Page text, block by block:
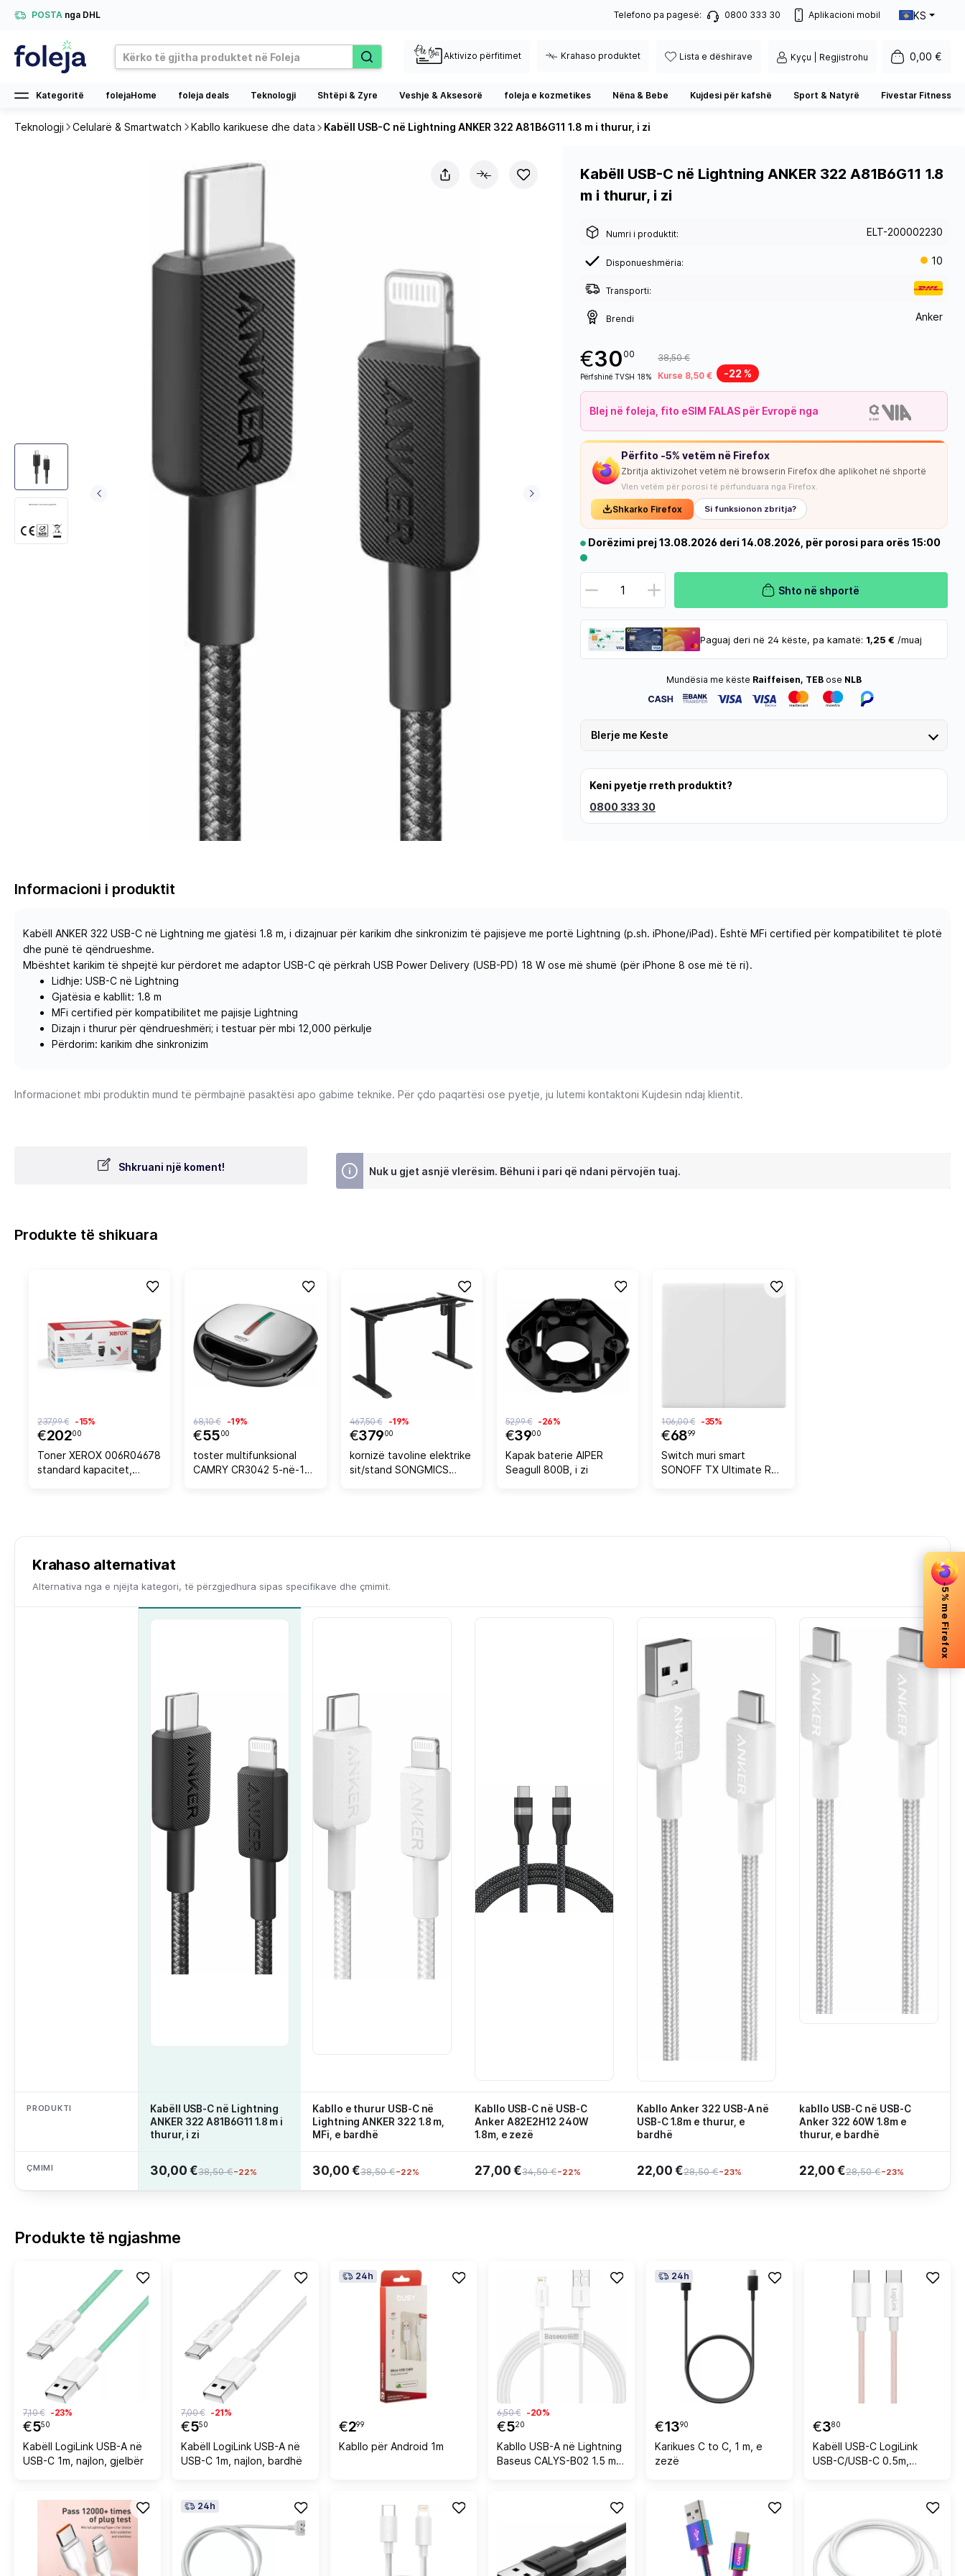
POSTA nga DHL Telefono pa pagesë: 0800 333 30 Aplikacioni mobil KS
Aktivizo përfitimet Krahaso produktet Lista e dëshirave Kyçu | Regjistrohu 0,00 €
Kategoritë folejaHome foleja deals Teknologji Shtëpi & Zyre Veshje & Aksesorë foleja e kozmetikes Nëna & Bebe Kujdesi për kafshë Sport & Natyrë Fivestar Fitness
Teknologji Celularë & Smartwatch Kabllo karikuese dhe data Kabëll USB-C në Lightning ANKER 322 A81B6G11 1.8 m i thurur, i zi
Kabëll USB-C në Lightning ANKER 322 A81B6G11 1.8
m i thurur, i zi
Numri i produktit: ELT-200002230
Disponueshmëria: 10
Transporti:
Brendi Anker
€30 00
Përfshinë TVSH 18%
38,50 €
Kurse 8,50 €
-22 %
Blej në foleja, fito eSIM FALAS për Evropë nga
Përfito -5% vetëm në Firefox
Zbritja aktivizohet vetëm në browserin Firefox dhe aplikohet në shportë
Vlen vetëm për porosi të përfunduara nga Firefox.
Shkarko Firefox Si funksionon zbritja?
Dorëzimi prej 13.08.2026 deri 14.08.2026, për porosi para orës 15:00
Shto në shportë
Paguaj deri në 24 këste, pa kamatë: 1,25 € /muaj
-5% me Firefox
Mundësia me këste Raiffeisen, TEB ose NLB
Blerje me Keste
Keni pyetje rreth produktit?
0800 333 30
Informacioni i produktit
Kabëll ANKER 322 USB-C në Lightning me gjatësi 1.8 m, i dizajnuar për karikim dhe sinkronizim të pajisjeve me portë Lightning (p.sh. iPhone/iPad). Është MFi certified për kompatibilitet të plotë
dhe punë të qëndrueshme.
Mbështet karikim të shpejtë kur përdoret me adaptor USB-C që përkrah USB Power Delivery (USB-PD) 18 W ose më shumë (për iPhone 8 ose më të ri).
Lidhje: USB-C në Lightning
Gjatësia e kabllit: 1.8 m
MFi certified për kompatibilitet me pajisje Lightning
Dizajn i thurur për qëndrueshmëri; i testuar për mbi 12,000 përkulje
Përdorim: karikim dhe sinkronizim
Informacionet mbi produktin mund të përmbajnë pasaktësi apo gabime teknike. Për çdo paqartësi ose pyetje, ju lutemi kontaktoni Kujdesin ndaj klientit.
Shkruani një koment! Nuk u gjet asnjë vlerësim. Bëhuni i pari që ndani përvojën tuaj.
Produkte të shikuara
€20200
237,99 € -15%
Toner XEROX 006R04678
standard kapacitet,
€5500
68,10 € -19%
toster multifunksional
CAMRY CR3042 5-në-1
€37900
467,50 € -19%
kornizë tavoline elektrike
sit/stand SONGMICS
€3900
52,99 € -26%
Kapak baterie AIPER
Seagull 800B, i zi
€6899
106,00 € -35%
Switch muri smart
SONOFF TX Ultimate RGB
Krahaso alternativat
Alternativa nga e njëjta kategori, të përzgjedhura sipas specifikave dhe çmimit.
PRODUKTI
Kabëll USB-C në Lightning
ANKER 322 A81B6G11 1.8 m i
thurur, i zi
Kabllo e thurur USB-C në
Lightning ANKER 322 1.8 m,
MFi, e bardhë
Kabllo USB-C në USB-C
Anker A82E2H12 240W
1.8m, e zezë
Kabllo Anker 322 USB-A në
USB-C 1.8m e thurur, e
bardhë
kabllo USB-C në USB-C
Anker 322 60W 1.8m e
thurur, e bardhë
ÇMIMI 30,00 €38,50 €−22% 30,00 €38,50 €−22% 27,00 €34,50 €−22% 22,00 €28,50 €−23% 22,00 €28,50 €−23%
Produkte të ngjashme
€550
7,10 € -23%
Kabëll LogiLink USB-A në
USB-C 1m, najlon, gjelbër
€550
7,00 € -21%
Kabëll LogiLink USB-A në
USB-C 1m, najlon, bardhë
24h
€299
Kabllo për Android 1m
€520
6,50 € -20%
Kabllo USB-A në Lightning
Baseus CALYS-B02 1.5 m
24h
€1390
Karikues C to C, 1 m, e
zezë
€380
Kabëll USB-C LogiLink
USB-C/USB-C 0.5m,
24h